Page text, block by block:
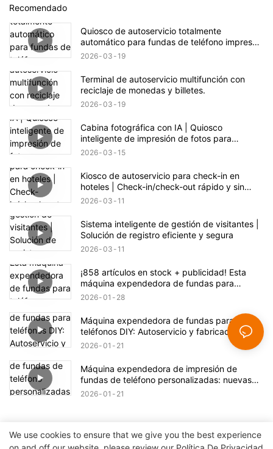
Recomendado
Quiosco de autoservicio totalmente
automático para fundas de teléfono impresas
a medida
2026 03 19
Terminal de autoservicio multifunción con
reciclaje de monedas y billetes.
2026 03 19
Cabina fotográfica con IA | Quiosco
inteligente de impresión de fotos para
eventos y comercios
2026 03 15
Kiosco de autoservicio para check-in en
hoteles | Check-in/check-out rápido y sin
contacto
2026 03 11
Sistema inteligente de gestión de visitantes |
Solución de registro eficiente y segura
2026 03 11
¡858 artículos en stock + publicidad! Esta
máquina expendedora de fundas para
teléfono esconde una gran oportunidad de
2026 01 28
Máquina expendedora de fundas para
teléfonos DIY: Autoservicio y fabricación en
un solo clic
2026 01 21
Máquina expendedora de impresión de
fundas de teléfono personalizadas: nuevas
posibilidades de impresión
2026 01 21
We use cookies to ensure that we give you the best experience